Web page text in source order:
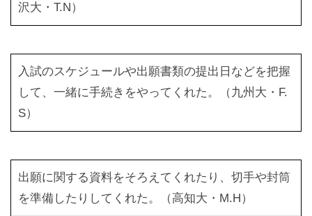
沢大・T.N）
入試のスケジュールや出願書類の提出日などを把握
して、一緒に手続きをやってくれた。（九州大・F.
S）
出願に関する資料をそろえてくれたり、切手や封筒
を準備したりしてくれた。（高知大・M.H）